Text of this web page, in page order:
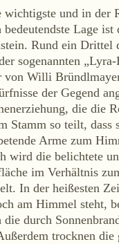
Online-Shop
Ab Hof
Bezugsquellen
ÜBER UNS
Aktuelles
Termine
Tagebuch
Team
Presse
Kontakt
wichtigste und in der
bedeutendste Lage ist
Rund ein Drittel
sogenannten
von Willi
der Gegend
die die
Stamm so teilt, dass
Arme zum
wird die belichtete
im Verhältnis
In der heißesten
am Himmel steht,
die durch
trocknen die